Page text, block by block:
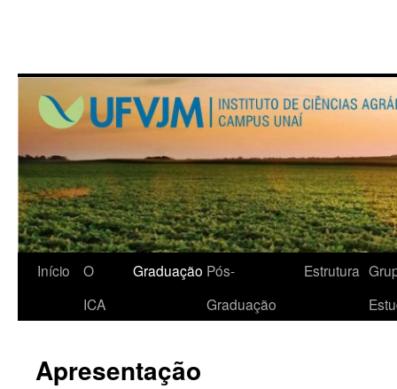
Início
O
ICA
Graduação Pós-
Graduação
Estrutura
Apresentação